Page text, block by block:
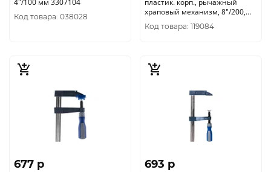
4"/100 мм 3307104
Код товара: 038028
пластик. корп., рычажный
храповый механизм, 8"/200,
(шт.) 44-2-020
Код товара: 119084
677 p 693 p